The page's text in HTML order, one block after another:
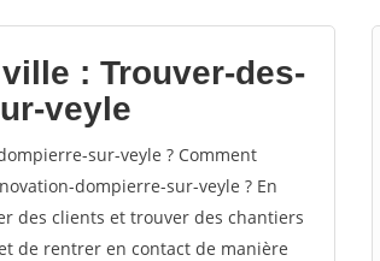
: Trouver-des-
veyle
sur-veyle ? Comment
dompierre-sur-veyle ? En
des clients et trouver des chantiers
de rentrer en contact de manière